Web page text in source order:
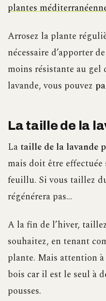
plantes
Arrosez la plante
nécessaire d’apporter
moins résistante au gel
lavande, vous pouvez
La taille de la
La taille de la lavande
mais doit être
feuillu. Si vous taillez
régénérera pas…
A la fin de l’hiver,
souhaitez, en tenant
plante. Mais attention
bois car il est le seul à
pousses.